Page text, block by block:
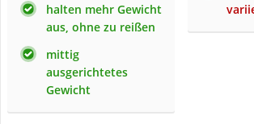
halten mehr Gewicht
aus, ohne zu reißen
mittig
ausgerichtetes
Gewicht